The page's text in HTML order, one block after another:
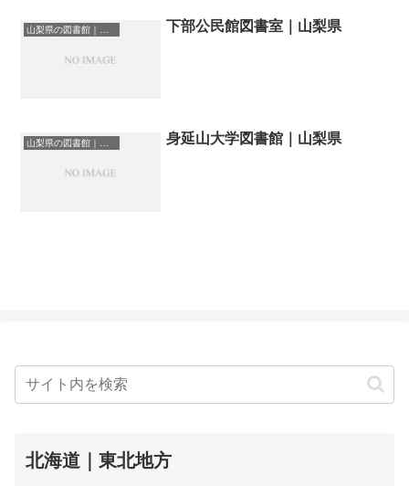
下部公民館図書室｜山梨県
身延山大学図書館｜山梨県
北海道｜東北地方